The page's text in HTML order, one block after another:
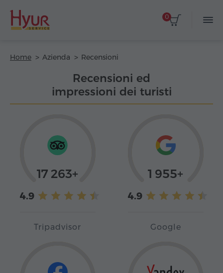
0
Home Azienda Recensioni
Recensioni ed
impressioni dei turisti
17 263+
4.9
Tripadvisor
1 955+
4.9
Google